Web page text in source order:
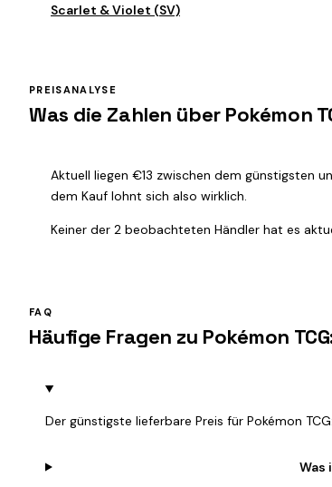
Scarlet & Violet (SV)
PREISANALYSE
Was die Zahlen über Pokémon
Aktuell liegen €13 zwischen dem günstigsten
dem Kauf lohnt sich also wirklich.
Keiner der 2 beobachteten Händler hat es
FAQ
Häufige Fragen zu Pokémon
Der günstigste lieferbare Preis für Pokémon
Was